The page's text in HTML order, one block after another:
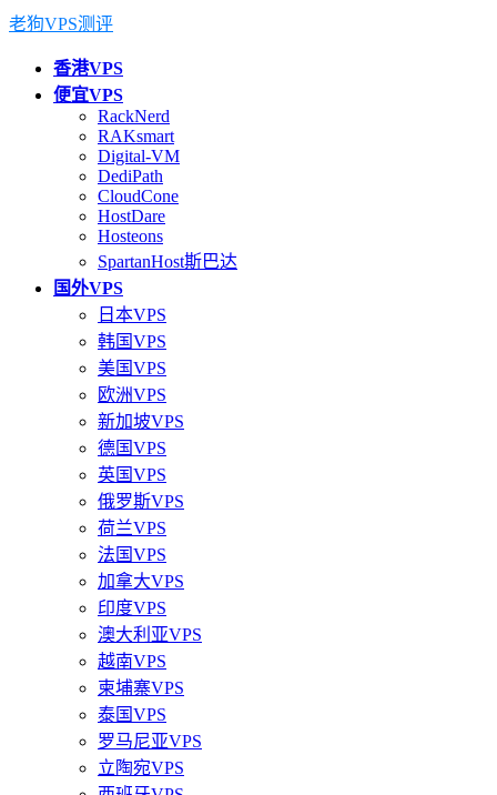
老狗VPS测评
香港VPS
便宜VPS
RackNerd
RAKsmart
Digital-VM
DediPath
CloudCone
HostDare
Hosteons
SpartanHost斯巴达
国外VPS
日本VPS
韩国VPS
美国VPS
欧洲VPS
新加坡VPS
德国VPS
英国VPS
俄罗斯VPS
荷兰VPS
法国VPS
加拿大VPS
印度VPS
澳大利亚VPS
越南VPS
柬埔寨VPS
泰国VPS
罗马尼亚VPS
立陶宛VPS